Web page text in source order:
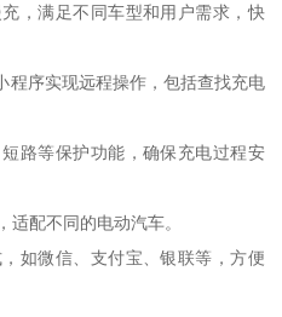
，满足不同车型和用户需求，快
程序实现远程操作，包括查找充电
路等保护功能，确保充电过程安
适配不同的电动汽车。
如微信、支付宝、银联等，方便